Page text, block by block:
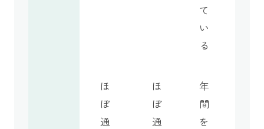
て
い
る
ほ
ぼ
通
ほ
ぼ
通
年
間
を